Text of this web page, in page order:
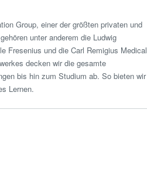
Group, einer der größten privaten und
unter anderem die Ludwig
Fresenius und die Carl Remigius Medical
decken wir die gesamte
bis hin zum Studium ab. So bieten wir
Lernen.